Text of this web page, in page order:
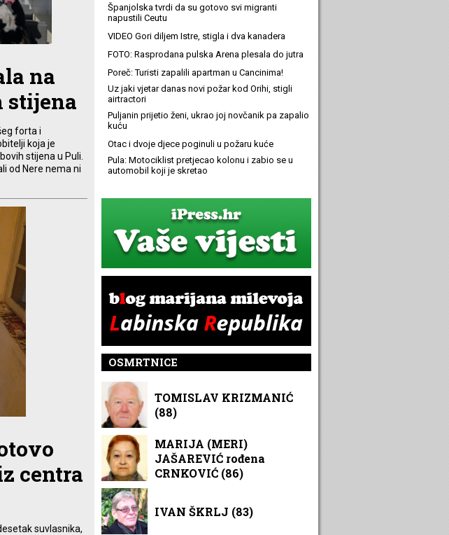
na
stijena
forta i
koja je
stijena u Puli.
od Nere nema ni
centra
suvlasnika,
Španjolska tvrdi da su gotovo svi migranti
napustili Ceutu
VIDEO Gori diljem Istre, stigla i dva kanadera
FOTO: Rasprodana pulska Arena plesala do jutra
Poreč: Turisti zapalili apartman u Cancinima!
Uz jaki vjetar danas novi požar kod Orihi, stigli
airtractori
Puljanin prijetio ženi, ukrao joj novčanik pa zapalio
kuću
Otac i dvoje djece poginuli u požaru kuće
Pula: Motociklist pretjecao kolonu i zabio se u
automobil koji je skretao
OSMRTNICE
TOMISLAV KRIZMANIĆ
(88)
MARIJA (MERI)
JAŠAREVIĆ rođena
CRNKOVIĆ (86)
IVAN ŠKRLJ (83)